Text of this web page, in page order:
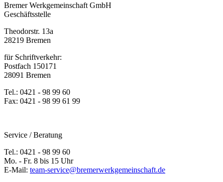
Bremer Werkgemeinschaft GmbH
Geschäftsstelle
Theodorstr. 13a
28219 Bremen
für Schriftverkehr:
Postfach 150171
28091 Bremen
Tel.: 0421 - 98 99 60
Fax: 0421 - 98 99 61 99
Service / Beratung
Tel.: 0421 - 98 99 60
Mo. - Fr. 8 bis 15 Uhr
E-Mail: team-service@bremerwerkgemeinschaft.de